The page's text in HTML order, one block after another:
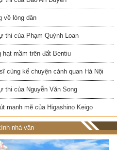
về lòng dân
thi của Phạm Quỳnh Loan
hạt mầm trên đất Bentiu
cùng kể chuyện cảnh quan Hà Nội
thi của Nguyễn Văn Song
mạnh mẽ của Higashino Keigo
nhà văn